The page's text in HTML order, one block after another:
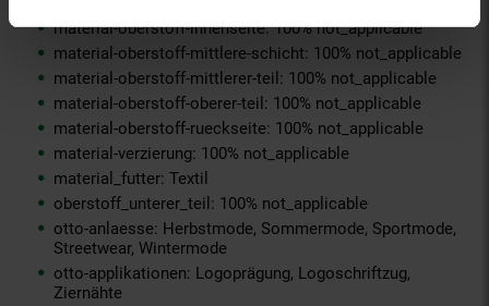
material-oberstoff-innenseite: 100% not_applicable
material-oberstoff-mittlere-schicht: 100% not_applicable
material-oberstoff-mittlerer-teil: 100% not_applicable
material-oberstoff-oberer-teil: 100% not_applicable
material-oberstoff-rueckseite: 100% not_applicable
material-verzierung: 100% not_applicable
material_futter: Textil
oberstoff_unterer_teil: 100% not_applicable
otto-anlaesse: Herbstmode, Sommermode, Sportmode,
Streetwear, Wintermode
otto-applikationen: Logoprägung, Logoschriftzug,
Ziernähte